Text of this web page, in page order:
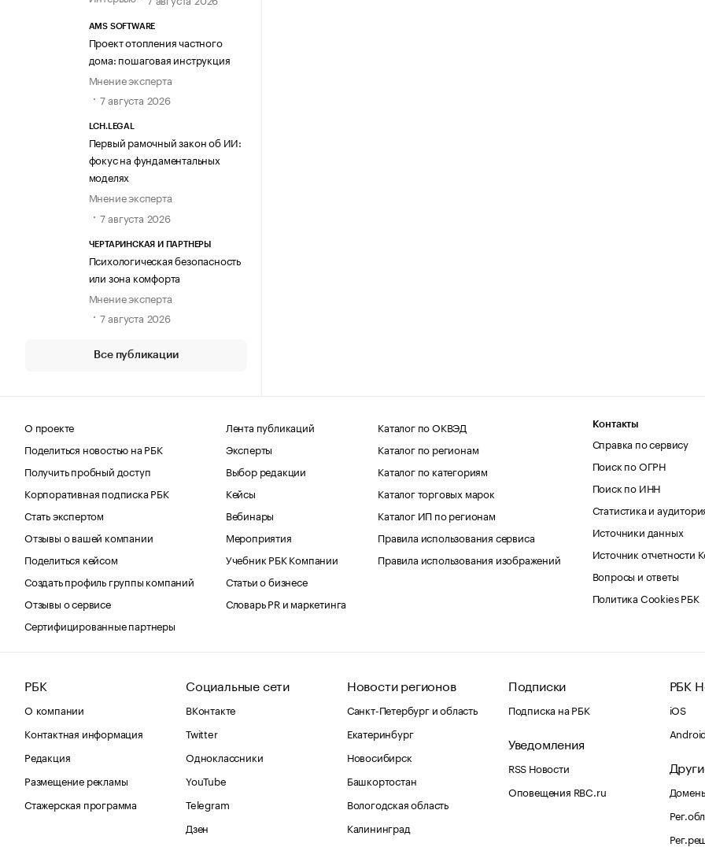
AMS SOFTWARE
Проект отопления частного
дома: пошаговая инструкция
Мнение эксперта
7 августа 2026
LCH.LEGAL
Первый рамочный закон об ИИ:
фокус на фундаментальных
моделях
Мнение эксперта
7 августа 2026
ЧЕРТАРИНСКАЯ И ПАРТНЕРЫ
Психологическая безопасность
или зона комфорта
Мнение эксперта
7 августа 2026
Все публикации
О проекте
Поделиться новостью на РБК
Получить пробный доступ
Корпоративная подписка РБК
Стать экспертом
Отзывы о вашей компании
Поделиться кейсом
Создать профиль группы компаний
Отзывы о сервисе
Сертифицированные партнеры
Лента публикаций
Эксперты
Выбор редакции
Кейсы
Вебинары
Мероприятия
Учебник РБК Компании
Статьи о бизнесе
Словарь PR и маркетинга
Каталог по ОКВЭД
Каталог по регионам
Каталог по категориям
Каталог торговых марок
Каталог ИП по регионам
Правила использования сервиса
Правила использования изображений
Контакты
Справка по сервису
Поиск по ОГРН
Поиск по ИНН
Статистика и
Источники данных
Источник отчетности
Вопросы и ответы
Политика Cookies РБК
РБК
О компании
Контактная информация
Редакция
Размещение рекламы
Стажерская программа
Социальные сети
ВКонтакте
Twitter
Одноклассники
YouTube
Telegram
Дзен
Новости регионов
Санкт-Петербург и область
Екатеринбург
Новосибирск
Башкортостан
Вологодская область
Калининград
Подписки
Подписка на РБК
Уведомления
RSS Новости
Оповещения RBC.ru
РБК
iOS